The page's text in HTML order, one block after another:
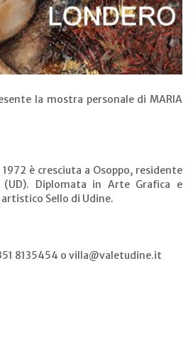
la mostra personale di MARIA
è cresciuta a Osoppo, residente
Diplomata in Arte Grafica e
Sello di Udine.
8135454 o villa@valetudine.it